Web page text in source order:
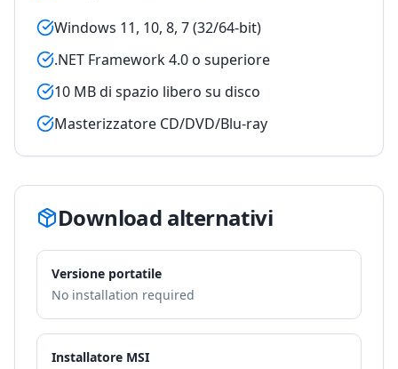
Windows 11, 10, 8, 7 (32/64-bit)
.NET Framework 4.0 o superiore
10 MB di spazio libero su disco
Masterizzatore CD/DVD/Blu-ray
Download alternativi
Versione portatile
No installation required
Installatore MSI